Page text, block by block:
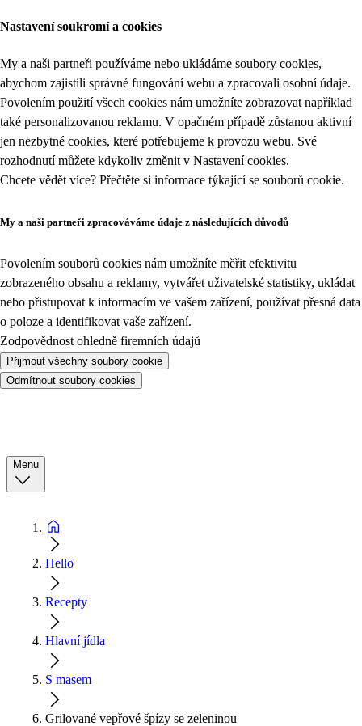
Nastavení soukromí a cookies
My a naši partneři používáme nebo ukládáme soubory cookies,
abychom zajistili správné fungování webu a zpracovali osobní údaje.
Povolením použití všech cookies nám umožníte zobrazovat například
také personalizovanou reklamu. V opačném případě zůstanou aktivní
jen nezbytné cookies, které potřebujeme k provozu webu. Své
rozhodnutí můžete kdykoliv změnit v Nastavení cookies.
Chcete vědět více? Přečtěte si informace týkající se souborů cookie.
My a naši partneři zpracováváme údaje z následujících důvodů
Povolením souborů cookies nám umožníte měřit efektivitu
zobrazeného obsahu a reklamy, vytvářet uživatelské statistiky, ukládat
nebo přistupovat k informacím ve vašem zařízení, používat přesná data
o poloze a identifikovat vaše zařízení.
Zodpovědnost ohledně firemních údajů
Přijmout všechny soubory cookie
Odmítnout soubory cookies
Menu
Hello
Recepty
Hlavní jídla
S masem
Grilované vepřové špízy se zeleninou